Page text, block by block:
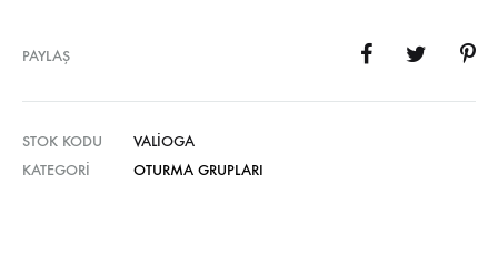
PAYLAŞ
STOK KODU
VALIOGA
KATEGORI
OTURMA GRUPLARI